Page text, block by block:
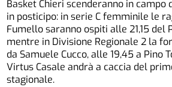
Basket Chieri scenderanno in campo
in posticipo: in serie C femminile le
Fumello saranno ospiti alle 21,15 del
mentre in Divisione Regionale 2 la
da Samuele Cucco, alle 19,45 a Pino
Virtus Casale andrà a caccia del
stagionale.